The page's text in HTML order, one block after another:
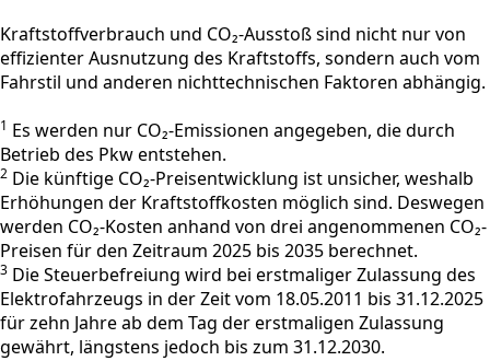
Kraftstoffverbrauch und CO₂-Ausstoß sind nicht nur von
effizienter Ausnutzung des Kraftstoffs, sondern auch vom
Fahrstil und anderen nichttechnischen Faktoren abhängig.
1 Es werden nur CO₂-Emissionen angegeben, die durch
Betrieb des Pkw entstehen.
2 Die künftige CO₂-Preisentwicklung ist unsicher, weshalb
Erhöhungen der Kraftstoffkosten möglich sind. Deswegen
werden CO₂-Kosten anhand von drei angenommenen CO₂-
Preisen für den Zeitraum 2025 bis 2035 berechnet.
3 Die Steuerbefreiung wird bei erstmaliger Zulassung des
Elektrofahrzeugs in der Zeit vom 18.05.2011 bis 31.12.2025
für zehn Jahre ab dem Tag der erstmaligen Zulassung
gewährt, längstens jedoch bis zum 31.12.2030.